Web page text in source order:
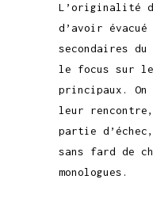
L’originalité
d’avoir évacué
secondaires
le focus sur
principaux. On
leur
partie
sans fard de
monologues.